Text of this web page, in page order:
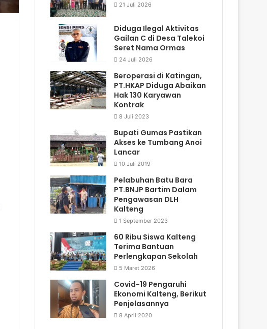
21 Juli 2026
Diduga Ilegal Aktivitas
Gailan C di Desa Talekoi
Seret Nama Ormas
24 Juli 2026
Beroperasi di Katingan,
PT.HKAP Diduga Abaikan
Hak 130 Karyawan
Kontrak
8 Juli 2023
Bupati Gumas Pastikan
Akses ke Tumbang Anoi
Lancar
10 Juli 2019
Pelabuhan Batu Bara
PT.BNJP Bartim Dalam
Pengawasan DLH
Kalteng
1 September 2023
60 Ribu Siswa Kalteng
Terima Bantuan
Perlengkapan Sekolah
5 Maret 2026
Covid-19 Pengaruhi
Ekonomi Kalteng, Berikut
Penjelasannya
8 April 2020